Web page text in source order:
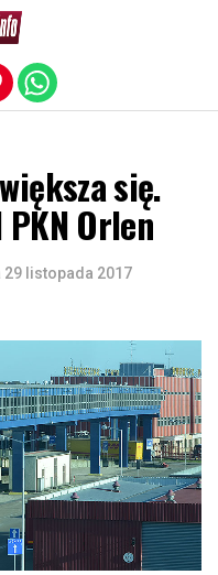
się.
Orlen
29 listopada 2017